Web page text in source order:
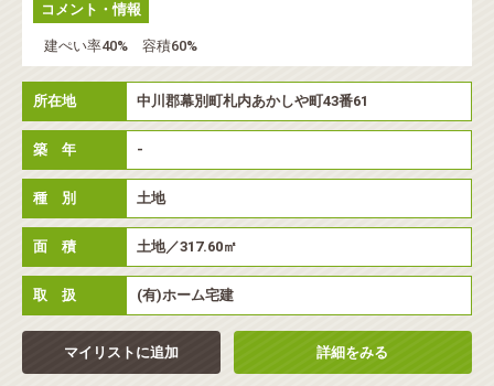
コメント・情報
建ぺい率40% 容積60%
所在地 中川郡幕別町札内あかしや町43番61
築 年 -
種 別 土地
面 積 土地／317.60㎡
取 扱 (有)ホーム宅建
マイリストに追加 詳細をみる